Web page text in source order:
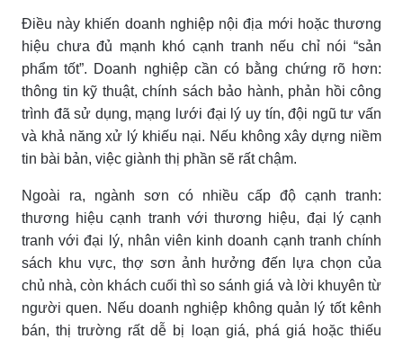
Điều này khiến doanh nghiệp nội địa mới hoặc thương
hiệu chưa đủ mạnh khó cạnh tranh nếu chỉ nói “sản
phẩm tốt”. Doanh nghiệp cần có bằng chứng rõ hơn:
thông tin kỹ thuật, chính sách bảo hành, phản hồi công
trình đã sử dụng, mạng lưới đại lý uy tín, đội ngũ tư vấn
và khả năng xử lý khiếu nại. Nếu không xây dựng niềm
tin bài bản, việc giành thị phần sẽ rất chậm.
Ngoài ra, ngành sơn có nhiều cấp độ cạnh tranh:
thương hiệu cạnh tranh với thương hiệu, đại lý cạnh
tranh với đại lý, nhân viên kinh doanh cạnh tranh chính
sách khu vực, thợ sơn ảnh hưởng đến lựa chọn của
chủ nhà, còn khách cuối thì so sánh giá và lời khuyên từ
người quen. Nếu doanh nghiệp không quản lý tốt kênh
bán, thị trường rất dễ bị loạn giá, phá giá hoặc thiếu